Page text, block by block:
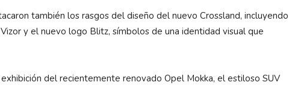
también los rasgos del diseño del nuevo Crossland, incluyendo
y el nuevo logo Blitz, símbolos de una identidad visual que
del recientemente renovado Opel Mokka, el estiloso SUV